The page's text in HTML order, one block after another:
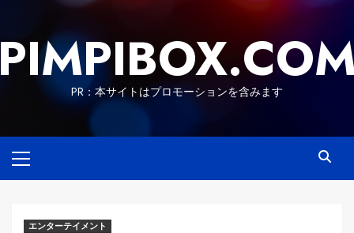
content
PR：本サイトはプロモーションを含みます
Menu
エンターテイメント